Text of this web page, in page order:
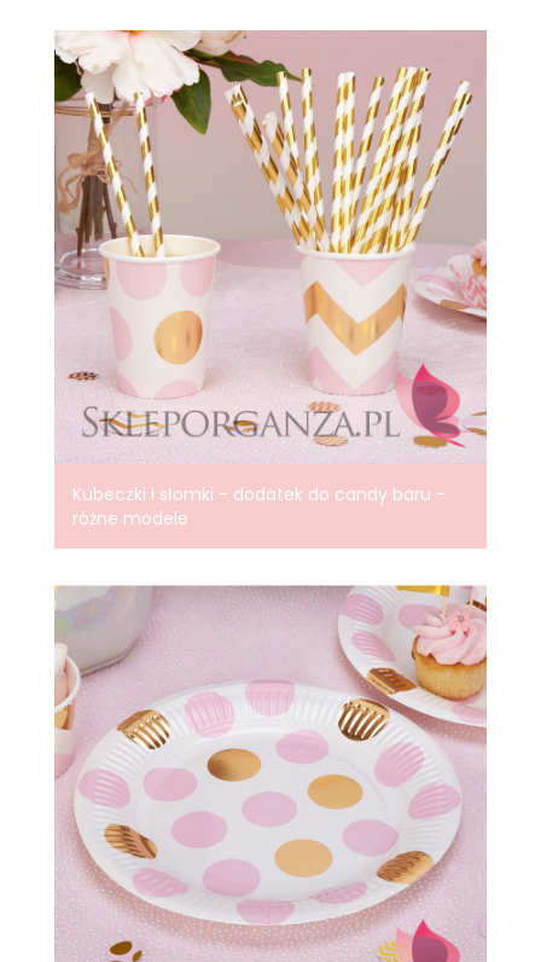
Kubeczki i słomki - dodatek do candy baru -
różne modele